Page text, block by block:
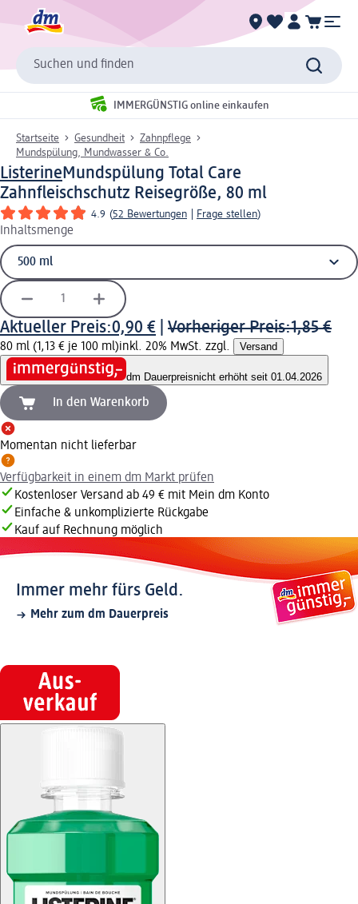
Suchen und finden
IMMERGÜNSTIG online einkaufen
Startseite Gesundheit
Zahnpflege
Mundspülung, Mundwasser & Co.
ListerineMundspülung Total Care
Zahnfleischschutz Reisegröße, 80 ml
4.9 (52 Bewertungen Frage stellen)
Inhaltsmenge
Aktueller Preis:0,90 € Vorheriger Preis:1,85 €
80 ml (1,13 € je 100 ml)inkl. 20% MwSt. zzgl. Versand
dm Dauerpreisnicht erhöht seit 01.04.2026
In den Warenkorb
Momentan nicht lieferbar
Verfügbarkeit in einem dm Markt prüfen
Kostenloser Versand ab 49 € mit Mein dm Konto
Einfache & unkomplizierte Rückgabe
Kauf auf Rechnung möglich
Immer mehr fürs Geld.
Mehr zum dm Dauerpreis